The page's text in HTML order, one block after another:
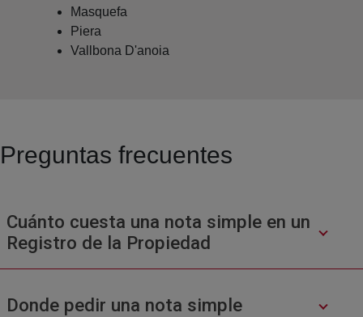
Masquefa
Piera
Vallbona D'anoia
Preguntas frecuentes
Cuánto cuesta una nota simple en un
Registro de la Propiedad
Donde pedir una nota simple